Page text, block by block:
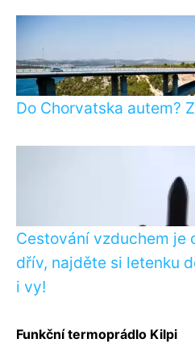
Do Chorvatska autem?
Cestování vzduchem je
dřív, najděte si letenku
i vy!
Funkční termoprádlo Kilpi